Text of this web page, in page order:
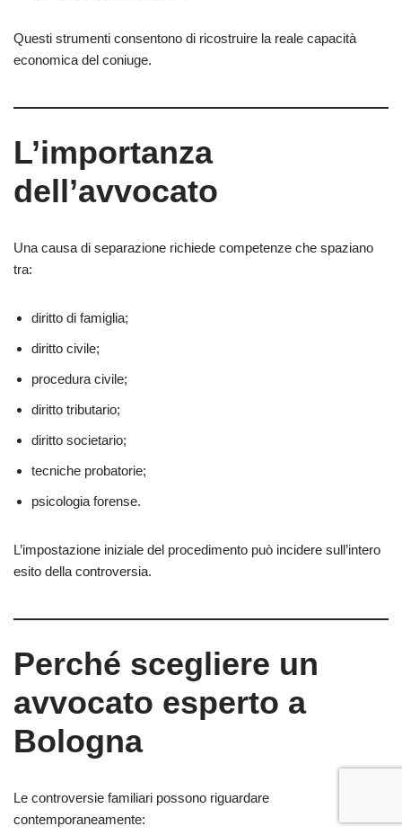
Questi strumenti consentono di ricostruire la reale capacità
economica del coniuge.
L’importanza
dell’avvocato
Una causa di separazione richiede competenze che spaziano
tra:
diritto di famiglia;
diritto civile;
procedura civile;
diritto tributario;
diritto societario;
tecniche probatorie;
psicologia forense.
L’impostazione iniziale del procedimento può incidere sull’intero
esito della controversia.
Perché scegliere un
avvocato esperto a
Bologna
Le controversie familiari possono riguardare
contemporaneamente: